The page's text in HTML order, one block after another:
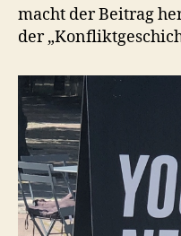
macht der Beitrag
der